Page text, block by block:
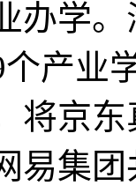
学。
产业
将京
易集